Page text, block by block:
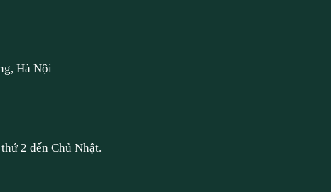
Hà Nội
2 đến Chủ Nhật.